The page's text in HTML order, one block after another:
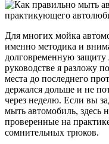
Для многих мойка
именно методика и
долговременную защиту
руководстве я разложу
места до последнего
держался дольше и не
через неделю. Если вы
мыть автомобиль, здесь
проверенные на
сомнительных трюков.